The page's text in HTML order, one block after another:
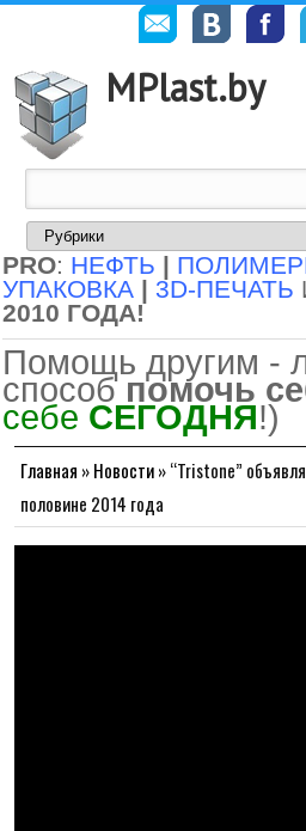
MPlast.by
PRO: НЕФТЬ |
УПАКОВКА | 3D-ПЕЧАТЬ
2010 ГОДА!
Помощь другим -
способ помочь
себе СЕГОДНЯ!)
Главная »Новости»“Tristone”
половине 2014 года